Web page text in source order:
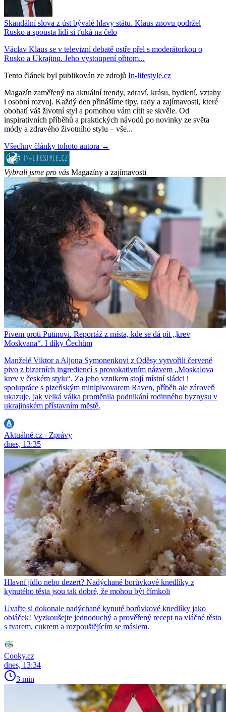
Skandální slova z úst bývalé hlavy státu. Klaus znovu podržel
Rusko a spousta lidí si ťuká na čelo
Václav Klaus se v televizní debatě ostře přel s moderátorkou o
Rusko a Ukrajinu. Jeho vystoupení přitom...
Tento článek byl publikován ze zdrojů In-lifestyle.cz
Magazín zaměřený na aktuální trendy, zdraví, krásu, bydlení, vztahy
i osobní rozvoj. Každý den přinášíme tipy, rady a zajímavosti, které
obohatí váš životní styl a pomohou vám cítit se skvěle. Od
inspirativních příběhů a praktických návodů po novinky ze světa
módy a zdravého životního stylu – vše...
Všechny články tohoto autora →
Vybrali jsme pro vás Magazíny a zajímavosti
Pivem proti Putinovi. Reportáž z místa, kde se dá pít „krev
Moskvana“. I díky Čechům
Manželé Viktor a Aljona Symonenkovi z Oděsy vytvořili červené
pivo z bizarních ingrediencí s provokativním názvem „Moskalova
krev v českém stylu“. Za jeho vznikem stojí místní sládci i
spolupráce s plzeňským minipivovarem Raven, příběh ale zároveň
ukazuje, jak velká válka proměnila podnikání rodinného byznysu v
ukrajinském přístavním městě.
Aktuálně.cz - Zprávy
dnes, 13:35
Hlavní jídlo nebo dezert? Nadýchané borůvkové knedlíky z
kynutého těsta jsou tak dobré, že mohou být čímkoli
Uvařte si dokonale nadýchané kynuté borůvkové knedlíky jako
obláček! Vyzkoušejte jednoduchý a prověřený recept na vláčné těsto
s tvarem, cukrem a rozpouštějícím se máslem.
Cooky.cz
dnes, 13:34
3 min